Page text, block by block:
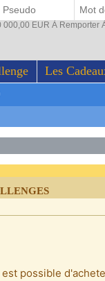
Les
EUR À Remporter
possible